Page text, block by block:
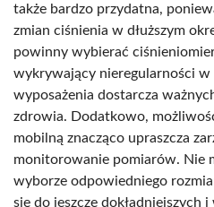
także bardzo przydatna,
zmian ciśnienia w dłuższym
powinny wybierać
wykrywający nieregularności w
wyposażenia dostarcza
zdrowia. Dodatkowo,
mobilną znacząco upraszcza
monitorowanie pomiarów. Nie
wyborze odpowiedniego
się do jeszcze dokładniejszych